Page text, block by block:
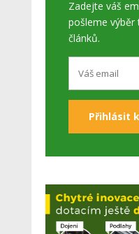
Zadejte váš
pošleme výběr
článků.